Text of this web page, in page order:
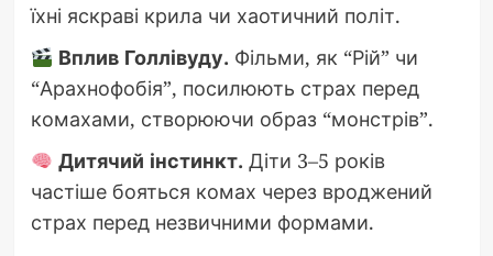
їхні яскраві крила чи хаотичний політ.
Вплив Голлівуду. Фільми, як “Рій” чи
“Арахнофобія”, посилюють страх перед
комахами, створюючи образ “монстрів”.
Дитячий інстинкт. Діти 3–5 років
частіше бояться комах через вроджений
страх перед незвичними формами.